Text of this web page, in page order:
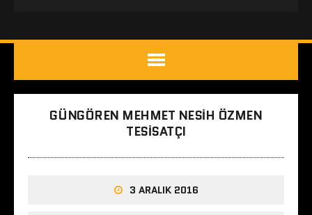
GÜNGÖREN MEHMET NESIH ÖZMEN
TESISATÇI
3 ARALIK 2016